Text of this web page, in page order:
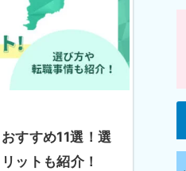
すすめ11選！選
ットも紹介！